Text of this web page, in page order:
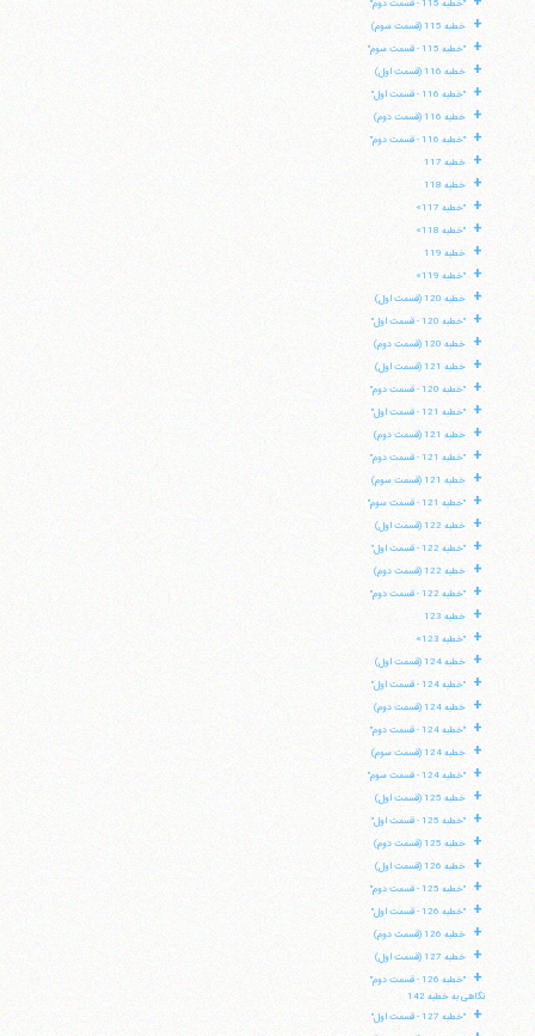
"خطبه 115 - قسمت دوم"
+ خطبه 115 (قسمت سوم)
+ "خطبه 115 - قسمت سوم"
+ خطبه 116 (قسمت اول)
+ "خطبه 116 - قسمت اول"
+ خطبه 116 (قسمت دوم)
+ "خطبه 116 - قسمت دوم"
+ خطبه 117
+ خطبه 118
+ "خطبه 117»
+ "خطبه 118»
+ خطبه 119
+ "خطبه 119»
+ خطبه 120 (قسمت اول)
+ "خطبه 120 - قسمت اول"
+ خطبه 120 (قسمت دوم)
+ خطبه 121 (قسمت اول)
+ "خطبه 120 - قسمت دوم"
+ "خطبه 121 - قسمت اول"
+ خطبه 121 (قسمت دوم)
+ "خطبه 121 - قسمت دوم"
+ خطبه 121 (قسمت سوم)
+ "خطبه 121 - قسمت سوم"
+ خطبه 122 (قسمت اول)
+ "خطبه 122 - قسمت اول"
+ خطبه 122 (قسمت دوم)
+ "خطبه 122 - قسمت دوم"
+ خطبه 123
+ "خطبه 123»
+ خطبه 124 (قسمت اول)
+ "خطبه 124 - قسمت اول"
+ خطبه 124 (قسمت دوم)
+ "خطبه 124 - قسمت دوم"
+ خطبه 124 (قسمت سوم)
+ "خطبه 124 - قسمت سوم"
+ خطبه 125 (قسمت اول)
+ "خطبه 125 - قسمت اول"
+ خطبه 125 (قسمت دوم)
+ خطبه 126 (قسمت اول)
+ "خطبه 125 - قسمت دوم"
+ "خطبه 126 - قسمت اول"
+ خطبه 126 (قسمت دوم)
+ خطبه 127 (قسمت اول)
+
"خطبه 126 - قسمت دوم"
نگاهی به خطبه 142
+ "خطبه 127 - قسمت اول"